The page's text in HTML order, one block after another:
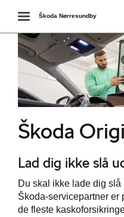
Toggle
navigation
Škoda Nørresundby
Škoda
Lad dig ikke slå
Du skal ikke lade dig
Škoda-servicepartner er
de fleste